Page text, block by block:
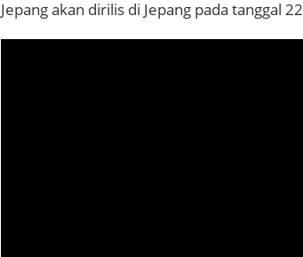
Jepang akan dirilis di Jepang pada tanggal